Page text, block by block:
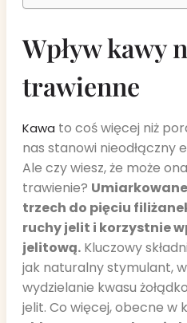
Wpływ kawy
trawienne
Kawa to coś więcej niż
nas stanowi nieodłączny
Ale czy wiesz, że może
trawienie?
trzech do pięciu
ruchy jelit i korzystnie
jelitową. Kluczowy
jak naturalny stymulant,
wydzielanie kwasu
jelit. Co więcej, obecne w